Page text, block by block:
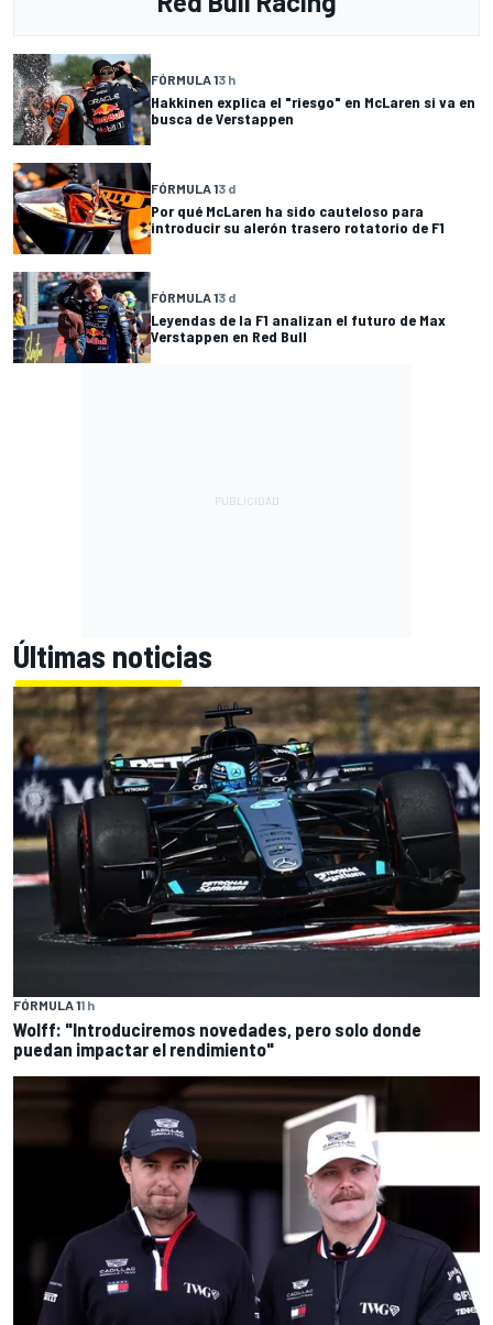
FÓRMULA 13 h
Hakkinen explica el "riesgo" en McLaren si va en
busca de Verstappen
FÓRMULA 13 d
Por qué McLaren ha sido cauteloso para
introducir su alerón trasero rotatorio de F1
FÓRMULA 13 d
Leyendas de la F1 analizan el futuro de Max
Verstappen en Red Bull
Últimas noticias
FÓRMULA 11 h
Wolff: "Introduciremos novedades, pero solo donde
puedan impactar el rendimiento"